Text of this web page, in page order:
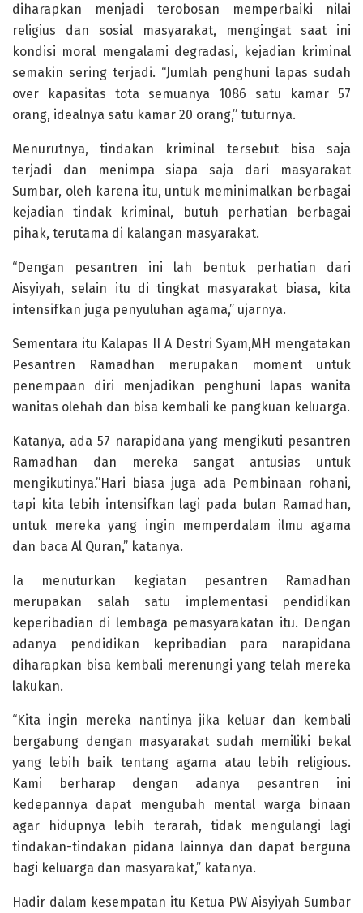
diharapkan menjadi terobosan memperbaiki nilai
religius dan sosial masyarakat, mengingat saat ini
kondisi moral mengalami degradasi, kejadian kriminal
semakin sering terjadi. “Jumlah penghuni lapas sudah
over kapasitas tota semuanya 1086 satu kamar 57
orang, idealnya satu kamar 20 orang,” tuturnya.
Menurutnya, tindakan kriminal tersebut bisa saja
terjadi dan menimpa siapa saja dari masyarakat
Sumbar, oleh karena itu, untuk meminimalkan berbagai
kejadian tindak kriminal, butuh perhatian berbagai
pihak, terutama di kalangan masyarakat.
“Dengan pesantren ini lah bentuk perhatian dari
Aisyiyah, selain itu di tingkat masyarakat biasa, kita
intensifkan juga penyuluhan agama,” ujarnya.
Sementara itu Kalapas II A Destri Syam,MH mengatakan
Pesantren Ramadhan merupakan moment untuk
penempaan diri menjadikan penghuni lapas wanita
wanitas olehah dan bisa kembali ke pangkuan keluarga.
Katanya, ada 57 narapidana yang mengikuti pesantren
Ramadhan dan mereka sangat antusias untuk
mengikutinya.”Hari biasa juga ada Pembinaan rohani,
tapi kita lebih intensifkan lagi pada bulan Ramadhan,
untuk mereka yang ingin memperdalam ilmu agama
dan baca Al Quran,” katanya.
Ia menuturkan kegiatan pesantren Ramadhan
merupakan salah satu implementasi pendidikan
keperibadian di lembaga pemasyarakatan itu. Dengan
adanya pendidikan kepribadian para narapidana
diharapkan bisa kembali merenungi yang telah mereka
lakukan.
“Kita ingin mereka nantinya jika keluar dan kembali
bergabung dengan masyarakat sudah memiliki bekal
yang lebih baik tentang agama atau lebih religious.
Kami berharap dengan adanya pesantren ini
kedepannya dapat mengubah mental warga binaan
agar hidupnya lebih terarah, tidak mengulangi lagi
tindakan-tindakan pidana lainnya dan dapat berguna
bagi keluarga dan masyarakat,” katanya.
Hadir dalam kesempatan itu Ketua PW Aisyiyah Sumbar